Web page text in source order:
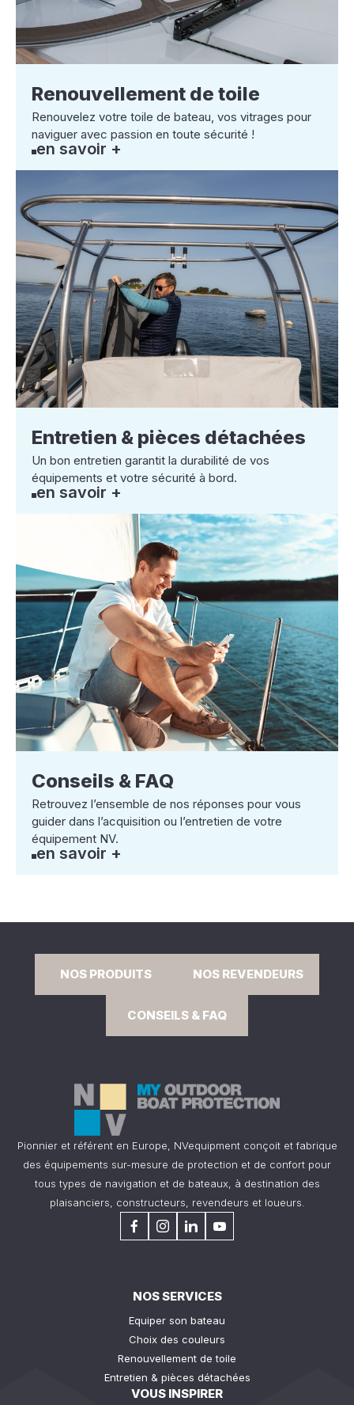
Renouvellement de toile
Renouvelez votre toile de bateau, vos vitrages pour
naviguer avec passion en toute sécurité !
en savoir +
Entretien & pièces détachées
Un bon entretien garantit la durabilité de vos
équipements et votre sécurité à bord.
en savoir +
Conseils & FAQ
Retrouvez l’ensemble de nos réponses pour vous
guider dans l’acquisition ou l’entretien de votre
équipement NV.
en savoir +
NOS PRODUITS NOS REVENDEURS
CONSEILS & FAQ
Pionnier et référent en Europe, NVequipment conçoit et fabrique
des équipements sur-mesure de protection et de confort pour
tous types de navigation et de bateaux, à destination des
plaisanciers, constructeurs, revendeurs et loueurs.
NOS SERVICES
Equiper son bateau
Choix des couleurs
Renouvellement de toile
Entretien & pièces détachées
VOUS INSPIRER